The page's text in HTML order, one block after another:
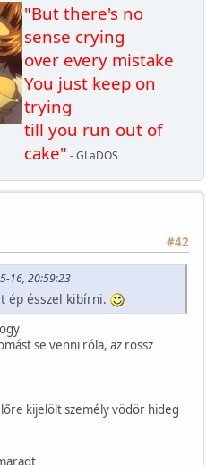
"But there's no
sense crying
over every mistake
You just keep on
trying
till you run out of
cake" - GLaDOS
#42
16, 20:59:23
ép ésszel kibírni.
se venni róla, az rossz
kijelölt személy vödör hideg